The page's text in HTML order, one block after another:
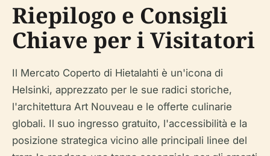
Riepilogo e Consigli
Chiave per i Visitatori
Il Mercato Coperto di Hietalahti è un'icona di
Helsinki, apprezzato per le sue radici storiche,
l'architettura Art Nouveau e le offerte culinarie
globali. Il suo ingresso gratuito, l'accessibilità e la
posizione strategica vicino alle principali linee del